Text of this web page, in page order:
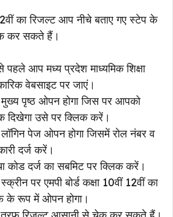
का रिजल्ट आप नीचे बताए गए स्टेप के
कर सकते हैं।
आप मध्य प्रदेश माध्यमिक शिक्षा
वेबसाइट पर जाएं।
पृष्ठ ओपन होगा जिस पर आपको
दिखेगा उसे पर क्लिक करें।
पेज ओपन होगा जिसमें रोल नंबर व
दर्ज करें।
कोड दर्ज का सबमिट पर क्लिक करें।
पर एमपी बोर्ड कक्षा 10वीं 12वीं का
के रूप में ओपन होगा।